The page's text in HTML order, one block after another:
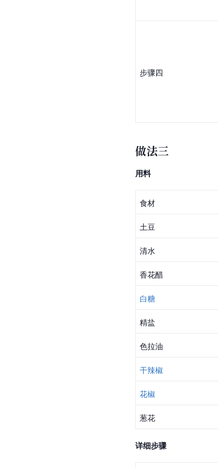
步骤四
做法三
用料
食材
土豆
清水
香花醋
白糖
精盐
色拉油
干辣椒
花椒
葱花
详细步骤